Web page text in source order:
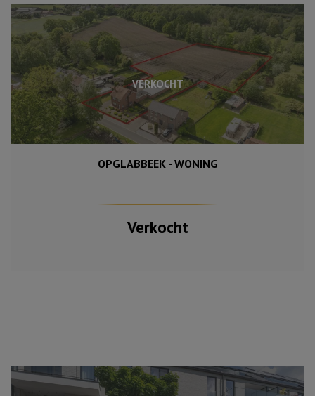
VERKOCHT
7 756 m² 160 m²
OPGLABBEEK - WONING
Verkocht